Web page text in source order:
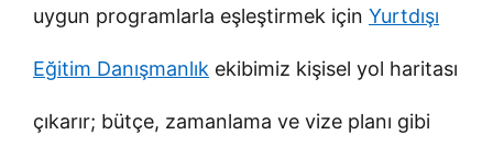
uygun programlarla eşleştirmek için Yurtdışı
Eğitim Danışmanlık ekibimiz kişisel yol haritası
çıkarır; bütçe, zamanlama ve vize planı gibi